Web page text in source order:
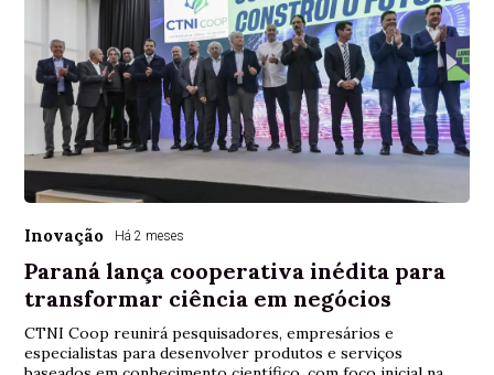
Inovação Há 2 meses
Paraná lança cooperativa inédita para
transformar ciência em negócios
CTNI Coop reunirá pesquisadores, empresários e
especialistas para desenvolver produtos e serviços